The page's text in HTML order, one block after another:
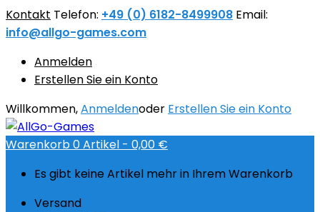
Kontakt Telefon: +49 (0) 6182-8499908 Email:
info@allgo-games.com
Anmelden
Erstellen Sie ein Konto
Willkommen,Anmeldenoder Erstellen Sie ein Konto
Warenkorb0Artikel - 0,00 €
Es gibt keine Artikel mehr in Ihrem Warenkorb
Versand